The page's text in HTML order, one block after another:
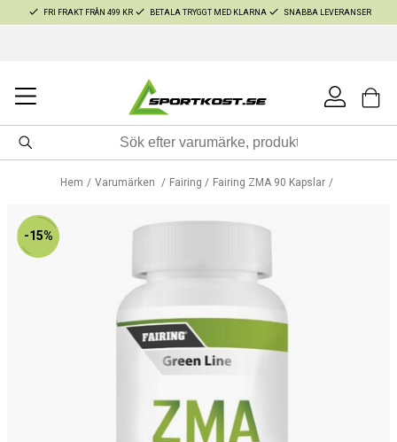
FRI FRAKT FRÅN 499 KR BETALA TRYGGT MED KLARNA SNABBA LEVERANSER
Hem Varumärken Fairing Fairing ZMA 90 Kapslar
-15%